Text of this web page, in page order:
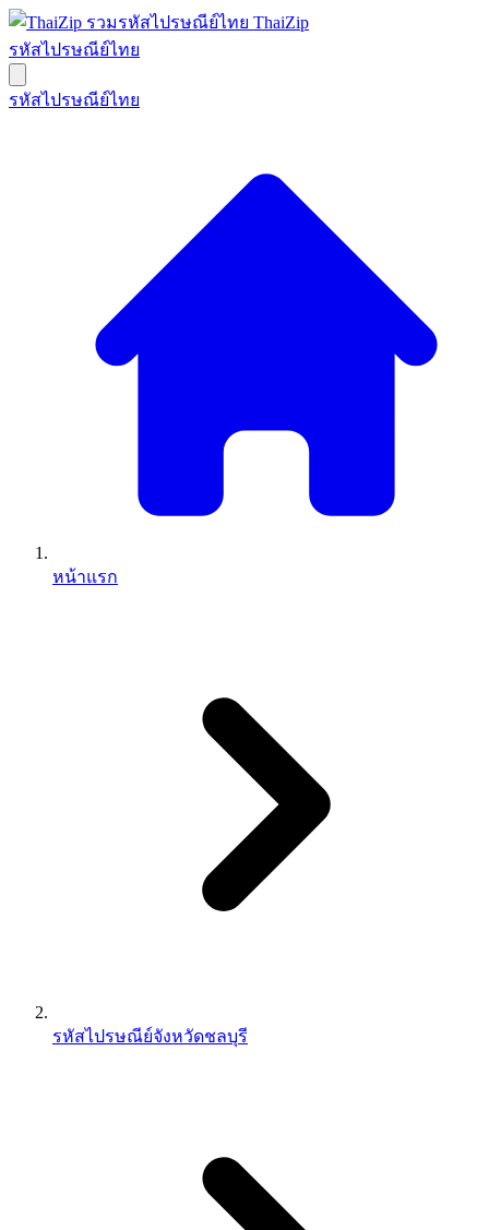
ThaiZip
รหัสไปรษณีย์ไทย
รหัสไปรษณีย์ไทย
หน้าแรก
รหัสไปรษณีย์จังหวัดชลบุรี